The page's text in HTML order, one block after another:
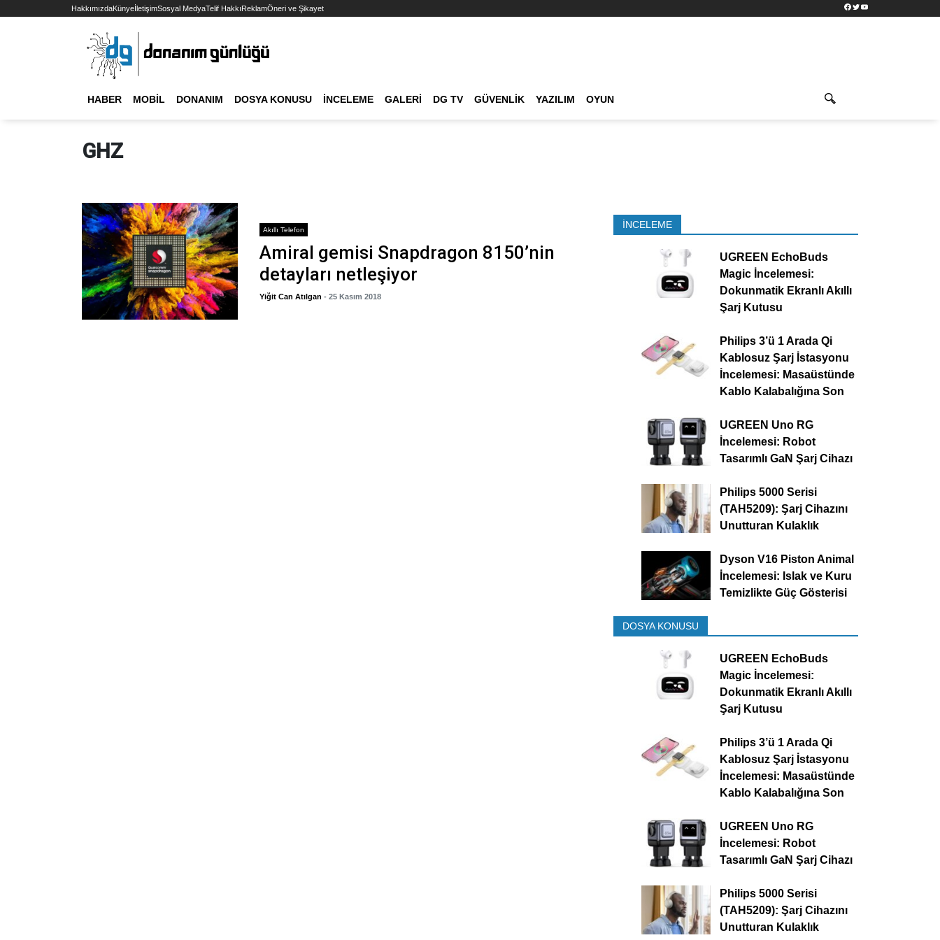
HakkımızdaKünyeİletişimSosyal MedyaTelif HakkıReklamÖneri ve Şikayet Facebook
TwitterYouTube
HABER MOBIL DONANIM DOSYA KONUSU İNCELEME GALERI DG TV GÜVENLIK YAZILIM OYUN
GHZ
Akıllı Telefon
Amiral gemisi Snapdragon 8150’nin
detayları netleşiyor
Yiğit Can Atılgan - 25 Kasım 2018
İNCELEME
UGREEN EchoBuds
Magic İncelemesi:
Dokunmatik Ekranlı Akıllı
Şarj Kutusu
Philips 3’ü 1 Arada Qi
Kablosuz Şarj İstasyonu
İncelemesi: Masaüstünde
Kablo Kalabalığına Son
UGREEN Uno RG
İncelemesi: Robot
Tasarımlı GaN Şarj Cihazı
Philips 5000 Serisi
(TAH5209): Şarj Cihazını
Unutturan Kulaklık
Dyson V16 Piston Animal
İncelemesi: Islak ve Kuru
Temizlikte Güç Gösterisi
DOSYA KONUSU
UGREEN EchoBuds
Magic İncelemesi:
Dokunmatik Ekranlı Akıllı
Şarj Kutusu
Philips 3’ü 1 Arada Qi
Kablosuz Şarj İstasyonu
İncelemesi: Masaüstünde
Kablo Kalabalığına Son
UGREEN Uno RG
İncelemesi: Robot
Tasarımlı GaN Şarj Cihazı
Philips 5000 Serisi
(TAH5209): Şarj Cihazını
Unutturan Kulaklık